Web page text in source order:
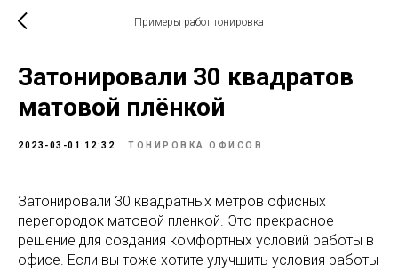
Примеры работ тонировка
Затонировали 30 квадратов
матовой плёнкой
2023-03-01 12:32 ТОНИРОВКА ОФИСОВ
Затонировали 30 квадратных метров офисных
перегородок матовой пленкой. Это прекрасное
решение для создания комфортных условий работы в
офисе. Если вы тоже хотите улучшить условия работы